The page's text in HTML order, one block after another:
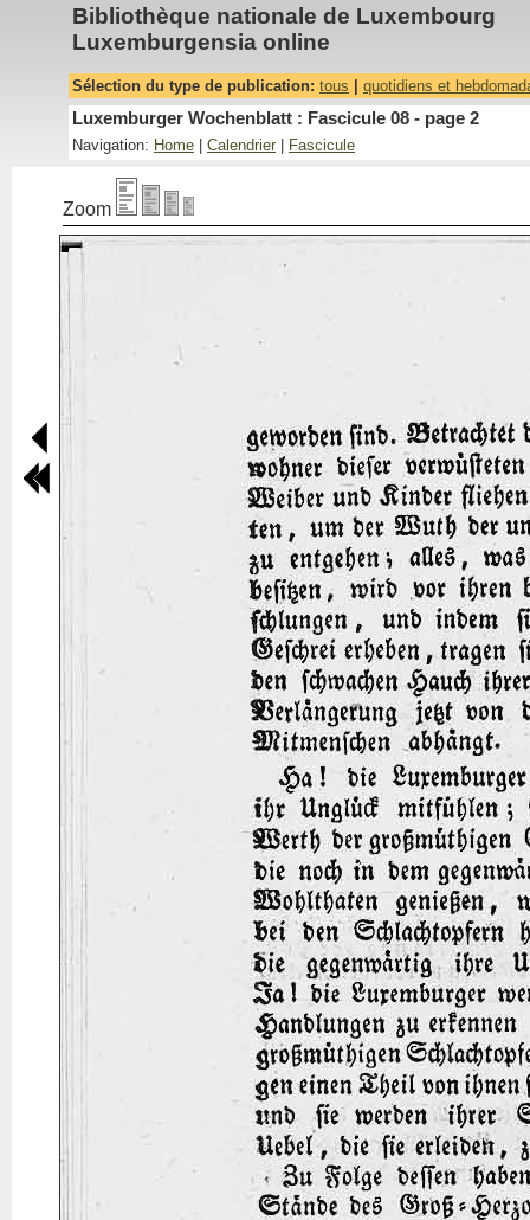
Bibliothèque nationale de Luxembourg
Luxemburgensia online
Sélection du type de publication: tous quotidiens et
Luxemburger Wochenblatt : Fascicule 08 - page 2
Navigation: Home Calendrier Fascicule
Zoom